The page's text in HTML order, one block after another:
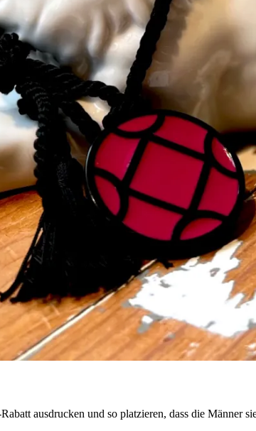
ausdrucken und so platzieren, dass die Männer